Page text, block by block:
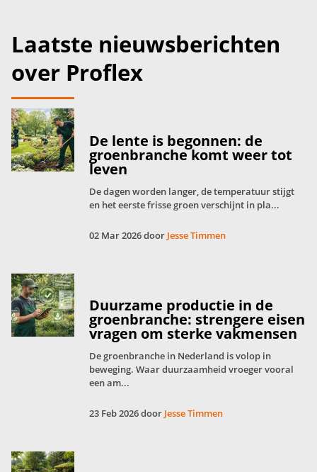
Laatste nieuwsberichten
over Proflex
De lente is begonnen: de
groenbranche komt weer tot
leven
De dagen worden langer, de temperatuur stijgt
en het eerste frisse groen verschijnt in pla...
02 Mar 2026 door Jesse Timmen
Duurzame productie in de
groenbranche: strengere eisen
vragen om sterke vakmensen
De groenbranche in Nederland is volop in
beweging. Waar duurzaamheid vroeger vooral
een am...
23 Feb 2026 door Jesse Timmen